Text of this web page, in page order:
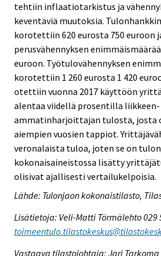
tehtiin inflaatiotarkistus ja
keventäviä muutoksia.
korotettiin 620 eurosta 750 euroon
perusvähennyksen
euroon. Työtulovähennyksen
korotettiin 1 260 eurosta 1 420
otettiin vuonna 2017 käyttöön
alentaa viidellä prosentilla
ammatinharjoittajan tulosta, josta
aiempien vuosien tappiot.
veronalaista tuloa, joten se on
kokonaisaineistossa lisätty
olisivat ajallisesti vertailukelpoisia.
Lähde: Tulonjaon kokonaistilasto,
Lisätietoja: Veli-Matti Törmälehto 029
Vastaava tilastojohtaja: Jari Tarkoma